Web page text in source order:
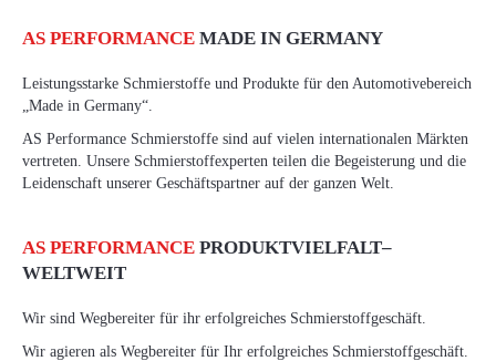
AS PERFORMANCE MADE IN GERMANY
Leistungsstarke Schmierstoffe und Produkte für den Automotivebereich
„Made in Germany“.
AS Performance Schmierstoffe sind auf vielen internationalen Märkten
vertreten. Unsere Schmierstoffexperten teilen die Begeisterung und die
Leidenschaft unserer Geschäftspartner auf der ganzen Welt.
AS PERFORMANCE PRODUKTVIELFALT–
WELTWEIT
Wir sind Wegbereiter für ihr erfolgreiches Schmierstoffgeschäft.
Wir agieren als Wegbereiter für Ihr erfolgreiches Schmierstoffgeschäft.